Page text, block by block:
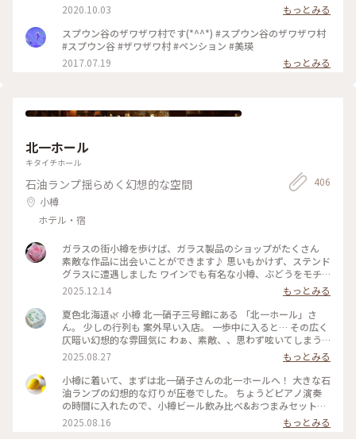
カメラ旅 #私のことりっぷ旅 #美しい町 #スプウン谷のザワザ
ワ村 #おとぎの国 #一棟貸し宿 #美瑛町 #北海道
2020.10.03
もっとみる
スプウン谷のザワザワ村です(*^^*) #スプウン谷のザワザワ村
#スプウン谷 #ザワザワ村 #ペンション #美瑛
2017.07.19
もっとみる
北一ホール
キタイチホール
石油ランプ揺らめく幻想的な空間
小樽
ホテル・宿
406
ガラスの街小樽を歩けば、ガラス製品のショップがたくさん
素敵な作品に出会いことができます♪ 思いもかけず、ステンド
グラスに遭遇しました ワインでも有名な小樽、ぶどうをモチ
ーフにした作品でした 散策も楽しい♪ #ことりっぷと一緒 #こ
とりっぷ小樽
2025.12.14
もっとみる
夏色北海道🌿 小樽 北一硝子三号館にある 「北一ホール」さ
ん。 少しの行列も 案外早い入店。 一歩中に入ると… その広く
仄暗い幻想的な雰囲気に わぁ、素敵、、思わず呟いてしまう
ほど。。 木造の梁と柱の レトロな喫茶ホール。 167個の石油
ランプの灯りと 美しいステンドグラスが なんとも幻想的。。
セルフサービスで オーダー後 一番奥の席へ。 北海道の牛乳の
美味しさに すっかりハマり 迷わず 北海道牛乳のソフトクリー
ムと 小樽ビールで ゆるりカフェ時間。 ちょうど ピアノ演奏が
始まり… さらに ロマンチックな雰囲気に。。 ずっと ひたって
いたかった。。 ・ 167個のランプは 開店と同時に スタッフさ
2025.08.27
もっとみる
小樽に着いて、まずは北一硝子さんの北一ホールへ！ 大きな石
油ランプの幻想的な灯りが圧巻でした。 ちょうどピアノ演奏
の時間に入れたので、小樽ビール飲み比べ&おつまみセットと
ミルクティーソフトをいただきながら、素敵な演奏と空間を堪
能。 長年憧れだった場所に行けて感動でした✨ #北海道 #小樽
2025.08.16 もっとみる